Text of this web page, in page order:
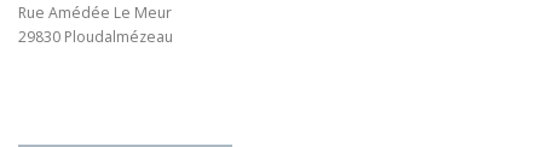
Rue Amédée Le Meur
29830 Ploudalmézeau